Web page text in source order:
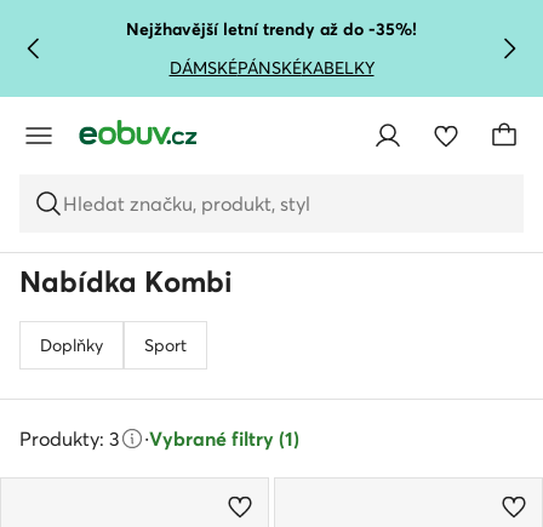
PŘEJÍT NA HLAVNÍ OBSAH
PŘEJÍT NA VYHLEDÁVÁNÍ
Nejžhavější letní trendy až do -35%!
DÁMSKÉPÁNSKÉKABELKY
Hledat značku, produkt, styl
Nabídka Kombi
Doplňky Sport
Produkty: 3 ·Vybrané filtry (1)